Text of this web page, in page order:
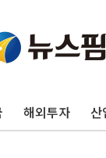
해외투자 산
울진·영덕 '호
[종합] 김민
김민석, 2주차
인사하는 김